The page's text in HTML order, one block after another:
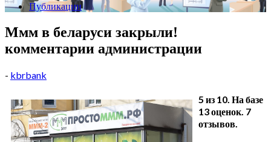
Публикации
Ммм в беларуси закрыли!
комментарии администрации
- kbrbank
5 из 10. На базе
13 оценок. 7
отзывов.